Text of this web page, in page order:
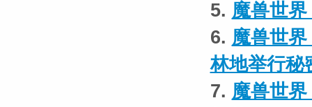
5. 魔兽世
6. 魔兽世
林地举行秘
7. 魔兽世